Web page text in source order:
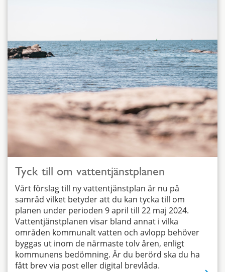
Tyck till om vattentjänstplanen
Vårt förslag till ny vattentjänstplan är nu på
samråd vilket betyder att du kan tycka till om
planen under perioden 9 april till 22 maj 2024.
Vattentjänstplanen visar bland annat i vilka
områden kommunalt vatten och avlopp behöver
byggas ut inom de närmaste tolv åren, enligt
kommunens bedömning. Är du berörd ska du ha
fått brev via post eller digital brevlåda.